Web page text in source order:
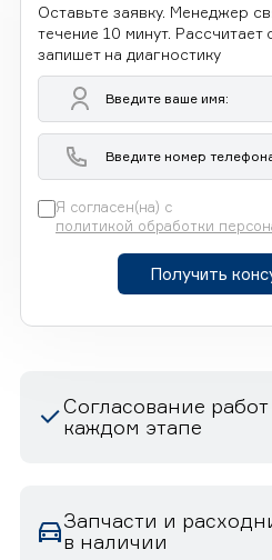
Оставьте заявку. Менеджер
течение 10 минут.
запишет на диагностику
Я согласен(на) с
политикой обработки
Получить
Согласование
каждом этапе
Запчасти и
в наличии